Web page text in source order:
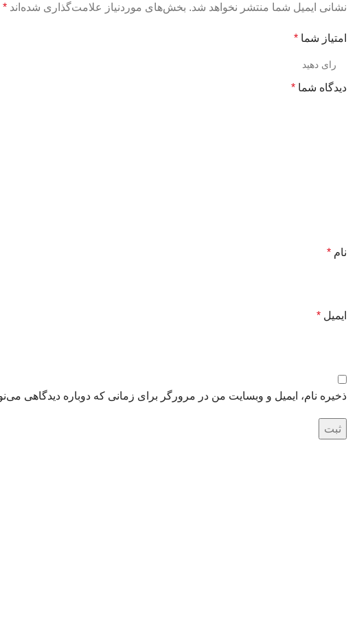
نشانی ایمیل شما منتشر نخواهد شد. بخش‌های موردنیاز علامت‌گذاری شده‌اند *
امتیاز شما *
دیدگاه شما *
نام *
ایمیل *
ذخیره نام، ایمیل و وبسایت من در مرورگر برای زمانی که دوباره دیدگاهی